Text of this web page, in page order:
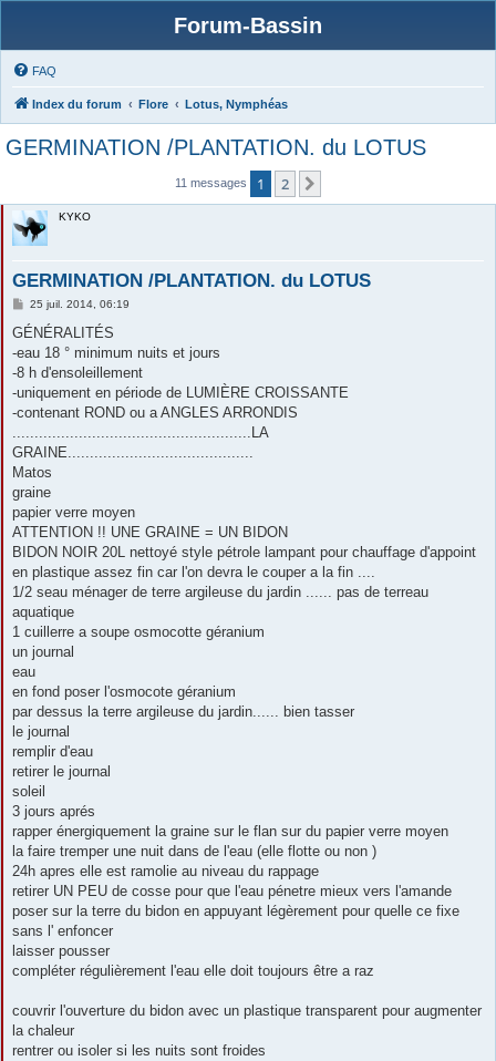
Forum-Bassin
FAQ
Index du forum Flore Lotus, Nymphéas
GERMINATION /PLANTATION. du LOTUS
11 messages 1 2
KYKO
GERMINATION /PLANTATION. du LOTUS
M
s
a
g
25 juil. 2014, 06:19
GÉNÉRALITÉS
-eau 18 ° minimum nuits et jours
-8 h d'ensoleillement
-uniquement en période de LUMIÈRE CROISSANTE
-contenant ROND ou a ANGLES ARRONDIS
......................................................LA
GRAINE..........................................
Matos
graine
papier verre moyen
ATTENTION !! UNE GRAINE = UN BIDON
BIDON NOIR 20L nettoyé style pétrole lampant pour chauffage d'appoint
en plastique assez fin car l'on devra le couper a la fin ....
1/2 seau ménager de terre argileuse du jardin ...... pas de terreau
aquatique
1 cuillerre a soupe osmocotte géranium
un journal
eau
en fond poser l'osmocote géranium
par dessus la terre argileuse du jardin...... bien tasser
le journal
remplir d'eau
retirer le journal
soleil
3 jours aprés
rapper énergiquement la graine sur le flan sur du papier verre moyen
la faire tremper une nuit dans de l'eau (elle flotte ou non )
24h apres elle est ramolie au niveau du rappage
retirer UN PEU de cosse pour que l'eau pénetre mieux vers l'amande
poser sur la terre du bidon en appuyant légèrement pour quelle ce fixe
sans l' enfoncer
laisser pousser
compléter régulièrement l'eau elle doit toujours être a raz
couvrir l'ouverture du bidon avec un plastique transparent pour augmenter
la chaleur
rentrer ou isoler si les nuits sont froides